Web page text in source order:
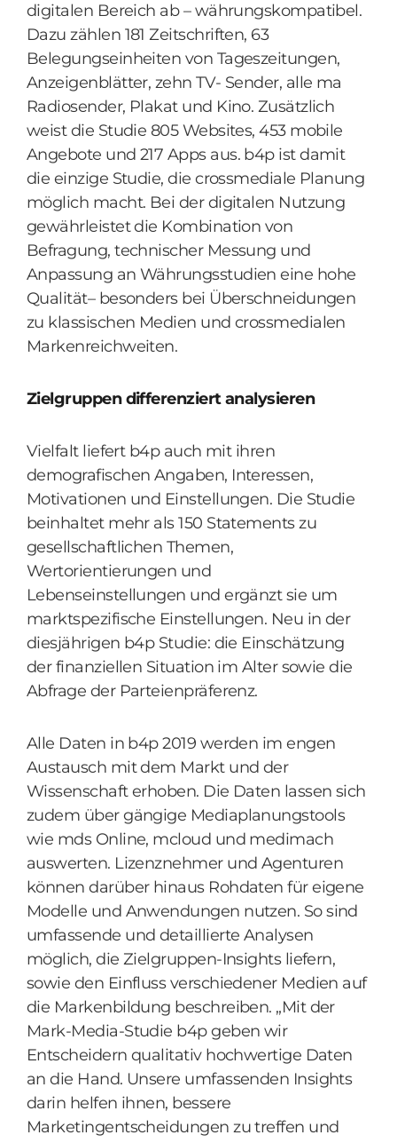
digitalen Bereich ab – währungskompatibel.
Dazu zählen 181 Zeitschriften, 63
Belegungseinheiten von Tageszeitungen,
Anzeigenblätter, zehn TV- Sender, alle ma
Radiosender, Plakat und Kino. Zusätzlich
weist die Studie 805 Websites, 453 mobile
Angebote und 217 Apps aus. b4p ist damit
die einzige Studie, die crossmediale Planung
möglich macht. Bei der digitalen Nutzung
gewährleistet die Kombination von
Befragung, technischer Messung und
Anpassung an Währungsstudien eine hohe
Qualität– besonders bei Überschneidungen
zu klassischen Medien und crossmedialen
Markenreichweiten.
Zielgruppen differenziert analysieren
Vielfalt liefert b4p auch mit ihren
demografischen Angaben, Interessen,
Motivationen und Einstellungen. Die Studie
beinhaltet mehr als 150 Statements zu
gesellschaftlichen Themen,
Wertorientierungen und
Lebenseinstellungen und ergänzt sie um
marktspezifische Einstellungen. Neu in der
diesjährigen b4p Studie: die Einschätzung
der finanziellen Situation im Alter sowie die
Abfrage der Parteienpräferenz.
Alle Daten in b4p 2019 werden im engen
Austausch mit dem Markt und der
Wissenschaft erhoben. Die Daten lassen sich
zudem über gängige Mediaplanungstools
wie mds Online, mcloud und medimach
auswerten. Lizenznehmer und Agenturen
können darüber hinaus Rohdaten für eigene
Modelle und Anwendungen nutzen. So sind
umfassende und detaillierte Analysen
möglich, die Zielgruppen-Insights liefern,
sowie den Einfluss verschiedener Medien auf
die Markenbildung beschreiben. „Mit der
Mark-Media-Studie b4p geben wir
Entscheidern qualitativ hochwertige Daten
an die Hand. Unsere umfassenden Insights
darin helfen ihnen, bessere
Marketingentscheidungen zu treffen und